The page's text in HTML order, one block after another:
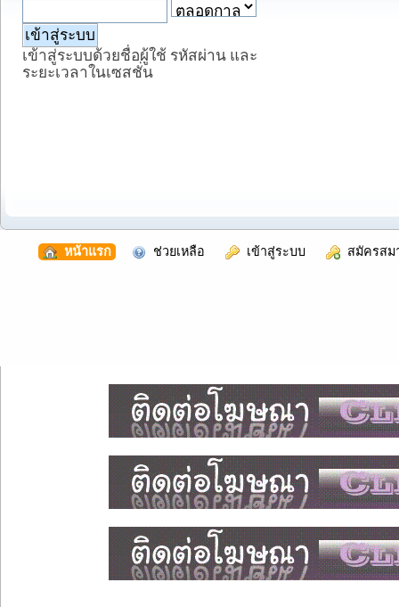
เข้าสู่ระบบด้วยชื่อผู้ใช้ รหัสผ่าน และ
ระยะเวลาในเซสชั่น
หน้าแรก ช่วยเหลือ เข้าสู่ระบบ สมัครสม